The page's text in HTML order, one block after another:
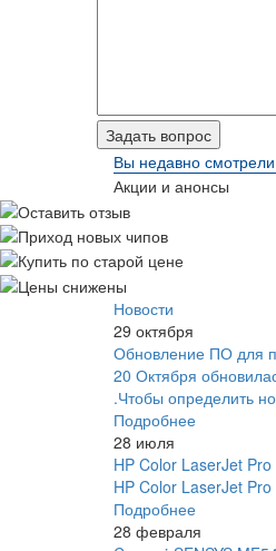
Вы недавно смотрели
Акции и анонсы
Новости
29 октября
Обновление ПО для
20 Октября
.Чтобы определить
Подробнее
28 июля
HP Color LaserJet Pro
HP Color LaserJet
Подробнее
28 февраля